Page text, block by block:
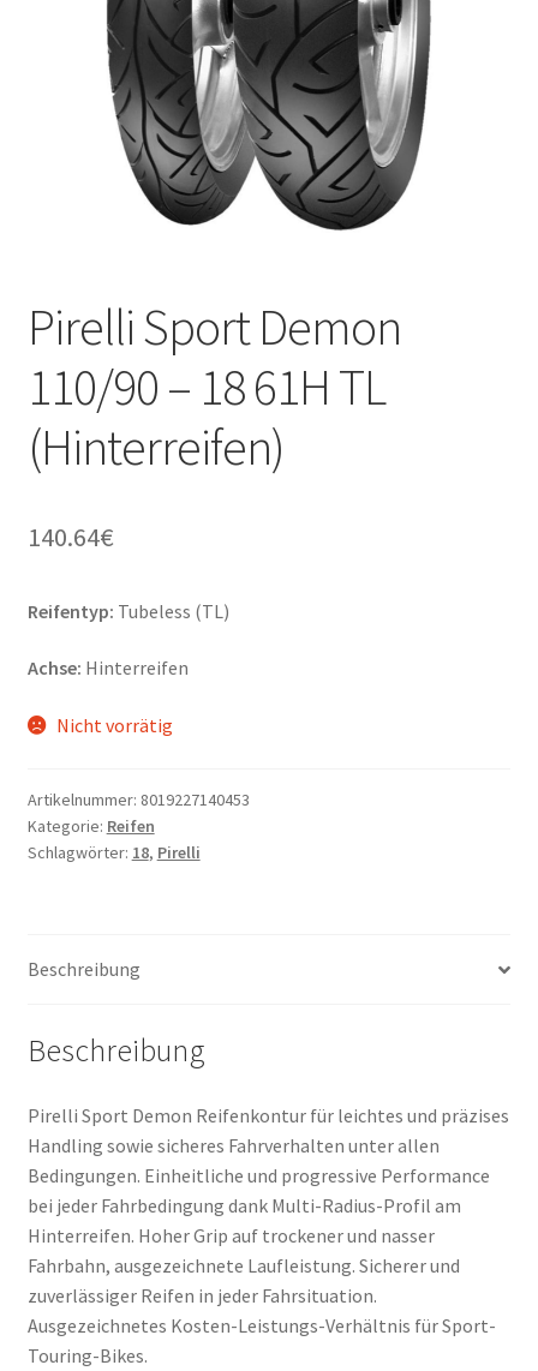
Pirelli Sport Demon
110/90 – 18 61H TL
(Hinterreifen)
140.64€
Reifentyp: Tubeless (TL)
Achse: Hinterreifen
Nicht vorrätig
Artikelnummer: 8019227140453
Kategorie: Reifen
Schlagwörter: 18, Pirelli
Beschreibung
Beschreibung
Pirelli Sport Demon Reifenkontur für leichtes und präzises
Handling sowie sicheres Fahrverhalten unter allen
Bedingungen. Einheitliche und progressive Performance
bei jeder Fahrbedingung dank Multi-Radius-Profil am
Hinterreifen. Hoher Grip auf trockener und nasser
Fahrbahn, ausgezeichnete Laufleistung. Sicherer und
zuverlässiger Reifen in jeder Fahrsituation.
Ausgezeichnetes Kosten-Leistungs-Verhältnis für Sport-
Touring-Bikes.